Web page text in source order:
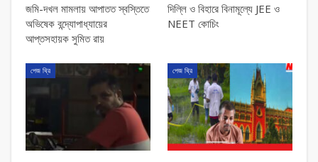
জমি-দখল মামলায় আপাতত স্বস্তিতে
অভিষেক বন্দ্যোপাধ্যায়ের
আপ্তসহায়ক সুমিত রায়
দিল্লি ও বিহারে বিনামূল্যে JEE ও
NEET কোচিং
পেজ থ্রি পেজ থ্রি